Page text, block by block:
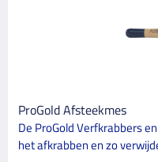
ProGold Afsteekmes
De ProGold Verfkrabbers
het afkrabben en zo